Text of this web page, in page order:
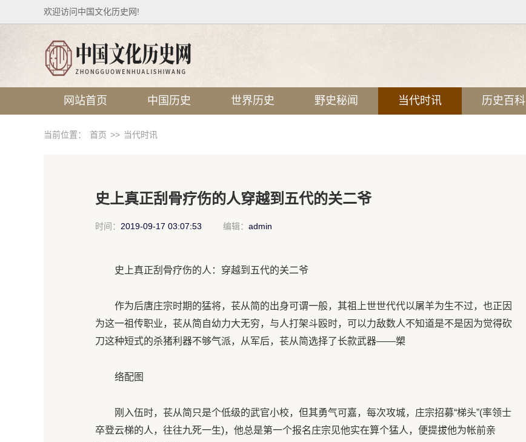
欢迎访问中国文化历史网!
网站首页 中国历史 世界历史 野史秘闻 当代时讯 历史百科
当前位置： 首页 >> 当代时讯
史上真正刮骨疗伤的人穿越到五代的关二爷
时间： 2019-09-17 03:07:53 编辑： admin
史上真正刮骨疗伤的人：穿越到五代的关二爷
作为后唐庄宗时期的猛将，苌从简的出身可谓一般，其祖上世世代代以屠羊为生不过，也正因
为这一祖传职业，苌从简自幼力大无穷，与人打架斗殴时，可以力敌数人不知道是不是因为觉得砍
刀这种短式的杀猪利器不够气派，从军后，苌从简选择了长款武器——槊
络配图
刚入伍时，苌从简只是个低级的武官小校，但其勇气可嘉，每次攻城，庄宗招募“梯头”(率领士
卒登云梯的人，往往九死一生)，他总是第一个报名庄宗见他实在算个猛人，便提拔他为帐前亲